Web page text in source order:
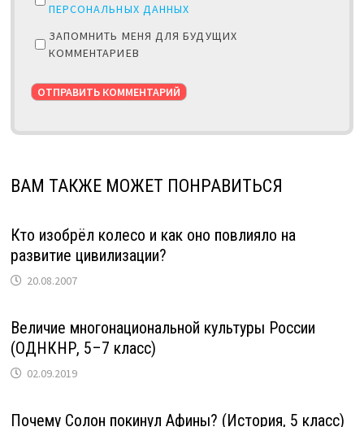
ПЕРСОНАЛЬНЫХ ДАННЫХ
ЗАПОМНИТЬ МЕНЯ ДЛЯ БУДУЩИХ
КОММЕНТАРИЕВ
ВАМ ТАКЖЕ МОЖЕТ ПОНРАВИТЬСЯ
Кто изобрёл колесо и как оно повлияло на
развитие цивилизации?
20.08.2007
Величие многонациональной культуры России
(ОДНКНР, 5–7 класс)
02.09.2019
Почему Солон покинул Афины? (История, 5 класс)